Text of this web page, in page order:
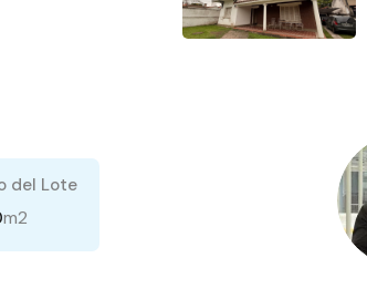
del Lote
m2